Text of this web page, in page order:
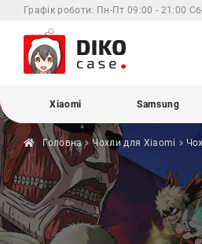
Графік роботи: Пн-Пт 09:00 - 21:00
Xiaomi Samsung
Головна Чохли для Xiaomi